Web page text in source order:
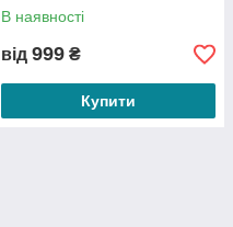
В наявності
від 999 ₴
Купити